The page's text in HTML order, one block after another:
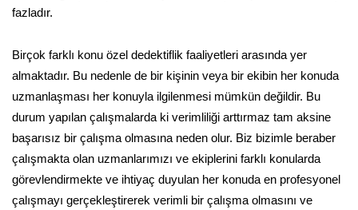
fazladır.
Birçok farklı konu özel dedektiflik faaliyetleri arasında yer
almaktadır. Bu nedenle de bir kişinin veya bir ekibin her konuda
uzmanlaşması her konuyla ilgilenmesi mümkün değildir. Bu
durum yapılan çalışmalarda ki verimliliği arttırmaz tam aksine
başarısız bir çalışma olmasına neden olur. Biz bizimle beraber
çalışmakta olan uzmanlarımızı ve ekiplerini farklı konularda
görevlendirmekte ve ihtiyaç duyulan her konuda en profesyonel
çalışmayı gerçekleştirerek verimli bir çalışma olmasını ve